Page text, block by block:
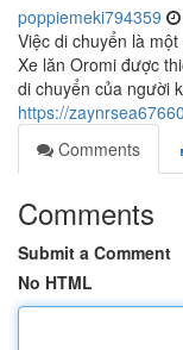
poppiemeki794359
Việc di chuyển là
Xe lăn Oromi được
di chuyển của người
https://
Comments
Comments
Submit a Comment
No HTML